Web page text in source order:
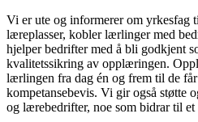
Vi er ute og informerer om yrkesfag
læreplasser, kobler lærlinger med
hjelper bedrifter med å bli godkjent
kvalitetssikring av opplæringen.
lærlingen fra dag én og frem til de
kompetansebevis. Vi gir også støtte
og lærebedrifter, noe som bidrar til